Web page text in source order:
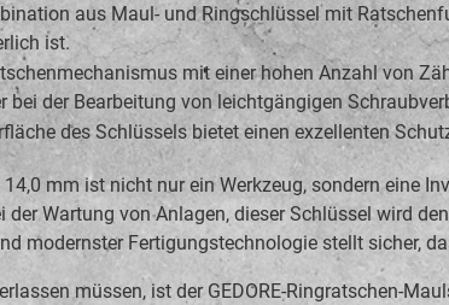
aus Maul- und Ringschlüssel mit
ist.
mit einer hohen Anzahl von
der Bearbeitung von leichtgängigen
des Schlüssels bietet einen exzellenten
14,0 mm ist nicht nur ein Werkzeug, sondern eine
Wartung von Anlagen, dieser Schlüssel wird
modernster Fertigungstechnologie stellt sicher,
müssen, ist der GEDORE-Ringratschen-